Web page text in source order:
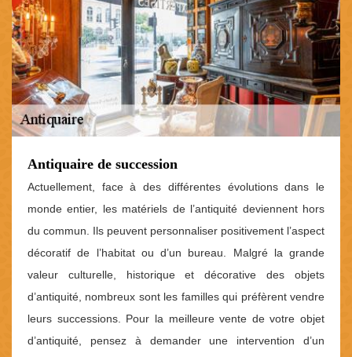
Antiquaire de succession
Actuellement, face à des différentes évolutions dans le
monde entier, les matériels de l’antiquité deviennent hors
du commun. Ils peuvent personnaliser positivement l’aspect
décoratif de l’habitat ou d’un bureau. Malgré la grande
valeur culturelle, historique et décorative des objets
d’antiquité, nombreux sont les familles qui préfèrent vendre
leurs successions. Pour la meilleure vente de votre objet
d’antiquité, pensez à demander une intervention d’un